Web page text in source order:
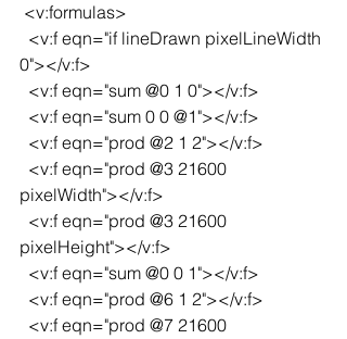
<v:formulas>
0"></v:f>
  <v:f eqn="sum @0 1 0"></v:f>
  <v:f eqn="sum 0 0 @1"></v:f>
  <v:f eqn="prod @2 1 2"></v:f>
pixelWidth"></v:f>
pixelHeight"></v:f>
  <v:f eqn="sum @0 0 1"></v:f>
  <v:f eqn="prod @6 1 2"></v:f>